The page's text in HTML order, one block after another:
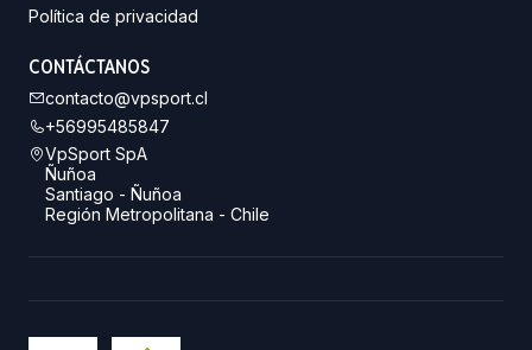
Política de privacidad
CONTÁCTANOS
contacto@vpsport.cl
+56995485847
VpSport SpA
Ñuñoa
Santiago - Ñuñoa
Región Metropolitana - Chile